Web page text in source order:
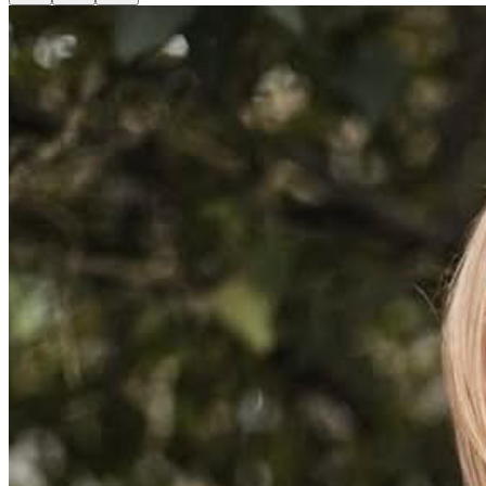
Workshop 25/3 kl 18:30 ~
Erik Dahlbergsallén 9l, Stockholm
Öppna i Google Maps
Inga omdömen ännu.